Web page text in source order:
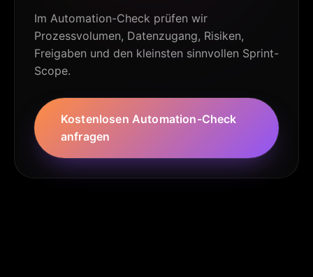
Im Automation-Check prüfen wir
Prozessvolumen, Datenzugang, Risiken,
Freigaben und den kleinsten sinnvollen Sprint-
Scope.
Kostenlosen Automation-Check
anfragen